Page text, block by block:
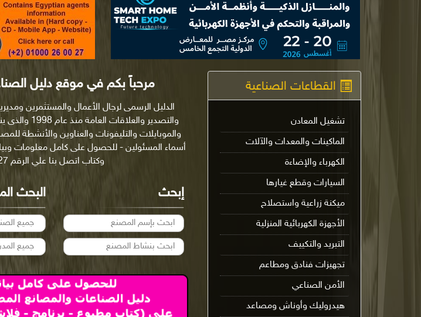
القطاعات الصناعية
تشغيل المعادن
الماكينات والمعدات والآلات
الكهرباء والإضاءة
السيارات وقطع غيارها
ميكنة زراعية واستصلاح
الأجهزة الكهربائية المنزلية
التبريد والتكييف
تجهيزات فنادق ومطاعم
الأمن الصناعي
هيدروليك وأوناش ومصاعد
مرحباً بكم في موقع دليل
الدليل الرسمى لرجال الأعمال والمستثمرين
والتصدير
والموبايلات والتليفونات والعناوين والأنشطة
أسماء المسئولين - للحصول على كامل معلومات
وكتاب اتصل بنا علي الرقم 01000260027
إبحث البحث